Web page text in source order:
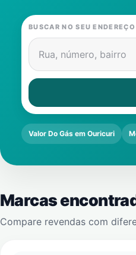
Contatos
BUSCAR NO SEU ENDEREÇO
Rua, número, bairro
Valor Do Gás em Ouricuri
Marcas
Compare revendas com